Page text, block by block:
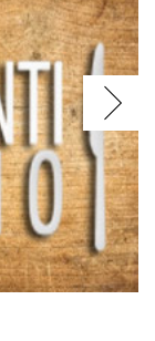
Liguri
Romani